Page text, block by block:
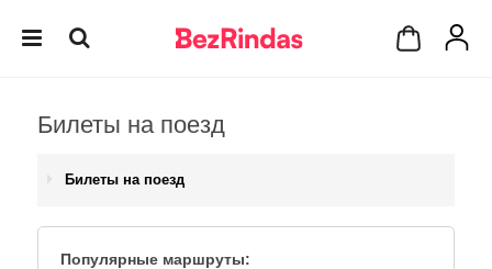
Билеты на поезд
Билеты на поезд
Популярные маршруты: